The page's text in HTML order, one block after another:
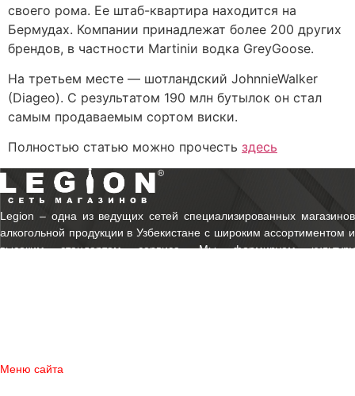
своего рома. Ее штаб-квартира находится на
Бермудах. Компании принадлежат более 200 других
брендов, в частности Martiniи водка GreyGoose.
На третьем месте — шотландский JohnnieWalker
(Diageo). С результатом 190 млн бутылок он стал
самым продаваемым сортом виски.
Полностью статью можно прочесть здесь
Legion ‒ одна из ведущих сетей специализированных магазинов
алкогольной продукции в Узбекистане с широким ассортиментом и
высоким стандартом сервиса. Мы формируем культуру
Меню сайта